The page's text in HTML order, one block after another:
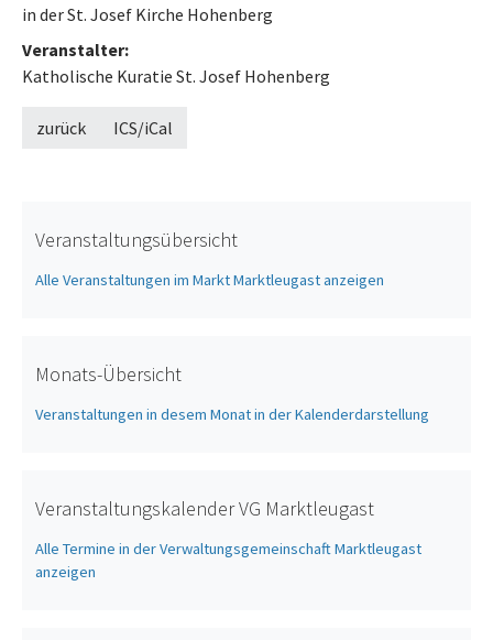
in der St. Josef Kirche Hohenberg
Veranstalter:
Katholische Kuratie St. Josef Hohenberg
zurück ICS/iCal
Veranstaltungsübersicht
Alle Veranstaltungen im Markt Marktleugast anzeigen
Monats-Übersicht
Veranstaltungen in desem Monat in der Kalenderdarstellung
Veranstaltungskalender VG Marktleugast
Alle Termine in der Verwaltungsgemeinschaft Marktleugast
anzeigen